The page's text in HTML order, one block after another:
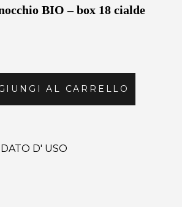
BIO – box 18 cialde
AL CARRELLO
D' USO